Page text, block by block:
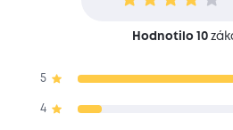
Hodnotilo 10
5
4